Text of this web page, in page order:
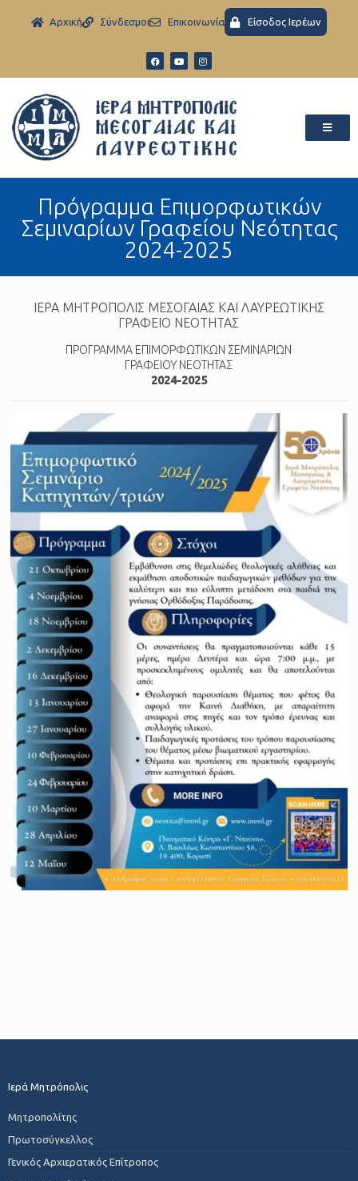
Aρχική Σύνδεσμοι Eπικοινωνία Είσοδος Ιερέων
Πρόγραμμα Επιμορφωτικών
Σεμιναρίων Γραφείου Νεότητας
2024-2025
ΙΕΡΑ ΜΗΤΡΟΠΟΛΙΣ ΜΕΣΟΓΑΙΑΣ ΚΑΙ ΛΑΥΡΕΩΤΙΚΗΣ
ΓΡΑΦΕΙΟ ΝΕΟΤΗΤΑΣ
ΠΡΟΓΡΑΜΜΑ ΕΠΙΜΟΡΦΩΤΙΚΩΝ ΣΕΜΙΝΑΡΙΩΝ
ΓΡΑΦΕΙΟΥ ΝΕΟΤΗΤΑΣ
2024-2025
Ιερά Μητρόπολις
Μητροπολίτης
Πρωτοσύγκελλος
Γενικός Αρχιερατικός Επίτροπος